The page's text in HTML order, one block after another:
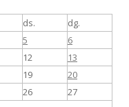
ds. dg.
5
6
12
13
19
20
26
27